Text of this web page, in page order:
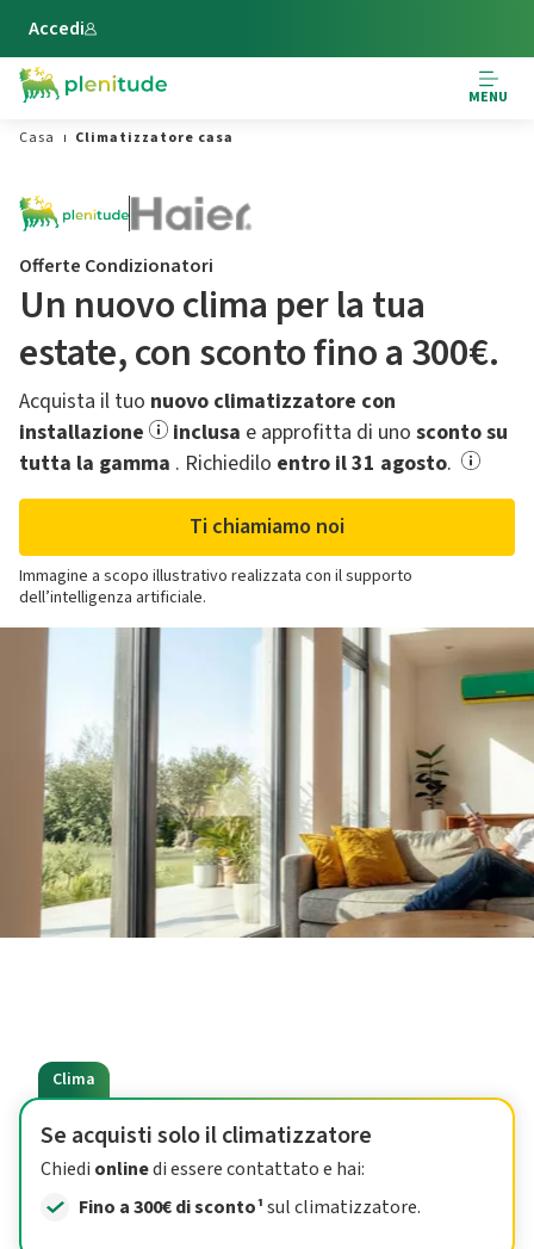
Vai al contenuto principale
Accedi
MENU
Casa
Climatizzatore casa
Offerte Condizionatori
Un nuovo clima per la tua
estate,​ con sconto fino a 300€.
Acquista il tuo nuovo climatizzatore con
installazione
inclusa e approfitta di uno sconto su
tutta la gamma .​ Richiedilo entro il 31 agosto.
Ti chiamiamo noi
Immagine a scopo illustrativo realizzata con il supporto
dell’intelligenza artificiale.
Clima
Se acquisti solo il climatizzatore
Chiedi onlinedi essere contattato e hai:
Fino a 300€ di sconto¹sul climatizzatore.